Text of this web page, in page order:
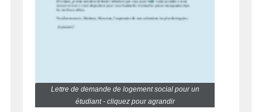
Lettre de demande de logement social pour un
étudiant - cliquez pour agrandir